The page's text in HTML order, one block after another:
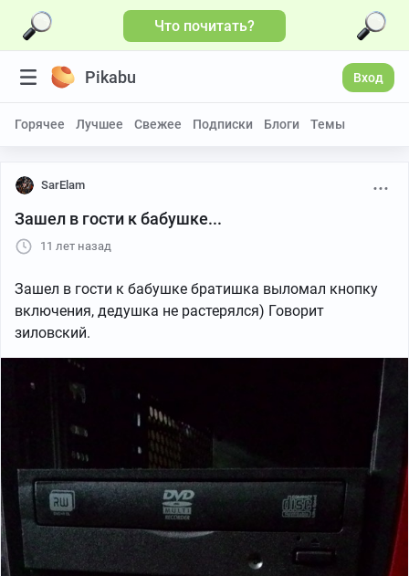
Что почитать?
Pikabu Вход
Горячее Лучшее Свежее Подписки Блоги Темы
SarElam
Зашел в гости к бабушке...
11 лет назад
Зашел в гости к бабушке братишка выломал кнопку
включения, дедушка не растерялся) Говорит
зиловский.